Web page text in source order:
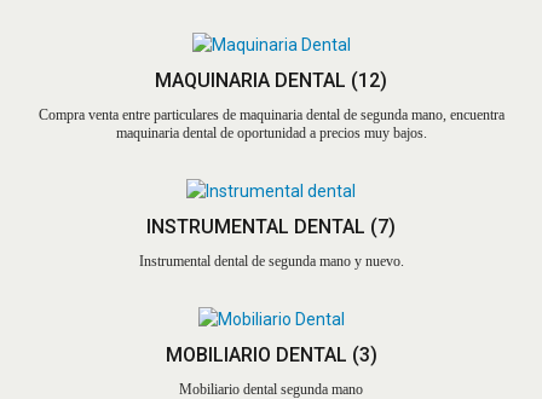
MAQUINARIA DENTAL (12)
Compra venta entre particulares de maquinaria dental de segunda mano, encuentra
maquinaria dental de oportunidad a precios muy bajos.
INSTRUMENTAL DENTAL (7)
Instrumental dental de segunda mano y nuevo.
MOBILIARIO DENTAL (3)
Mobiliario dental segunda mano